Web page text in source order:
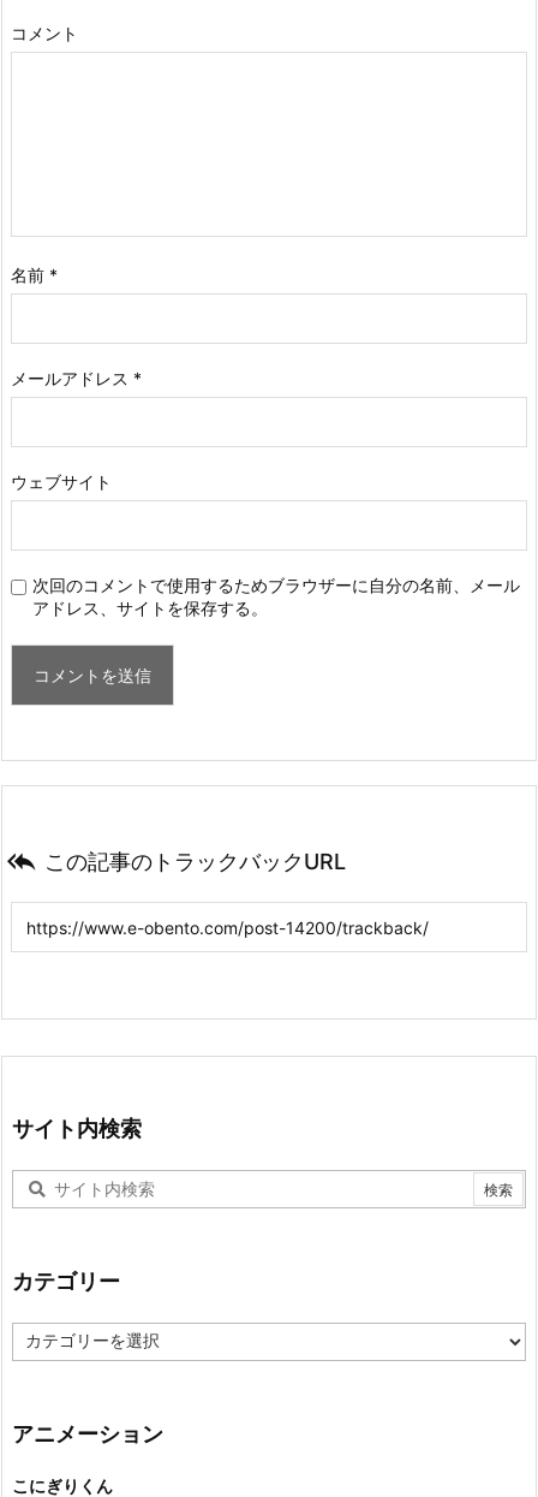
コメント
名前 *
メールアドレス *
ウェブサイト
次回のコメントで使用するためブラウザーに自分の名前、メール
アドレス、サイトを保存する。
 この記事のトラックバックURL
サイト内検索
カテゴリー
テ
ー
アニメーション
こにぎりくん